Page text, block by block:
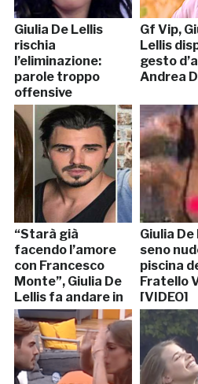
Giulia De Lellis
rischia
l’eliminazione:
parole troppo
offensive
Gf Vip,
Lellis
gesto
Andrea
“Starà già
facendo l’amore
con Francesco
Monte”, Giulia De
Lellis fa andare in
crisi Ignazio
Giulia De
seno
piscina
Fratello
[VIDEO]